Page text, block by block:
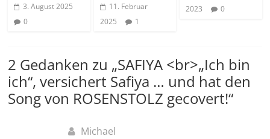
3. August 2025
0
11. Februar
2025
1
2023
0
2 Gedanken zu „SAFIYA <br>„Ich bin
ich“, versichert Safiya … und hat den
Song von ROSENSTOLZ gecovert!“
Michael